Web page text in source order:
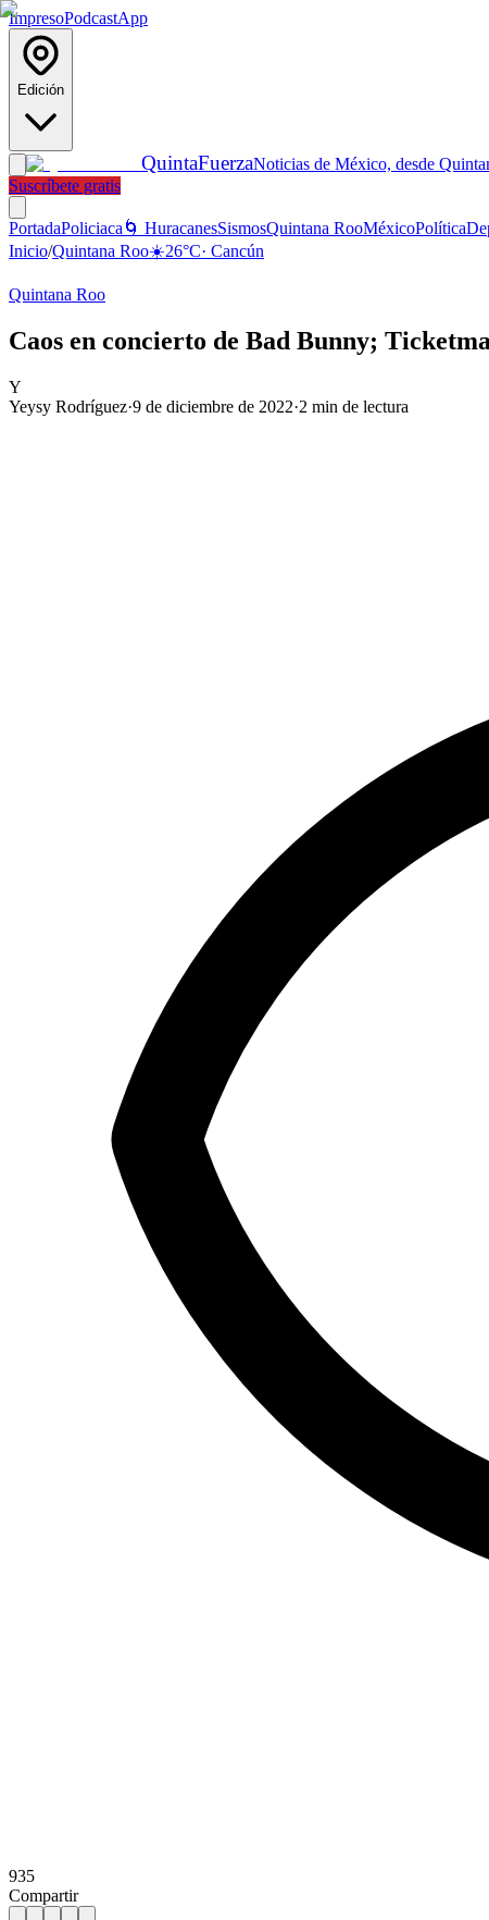
ImpresoPodcastApp
Edición
QuintaFuerzaNoticias de México, desde
Suscríbete gratis
PortadaPoliciaca 🌀 HuracanesSismosQuintana RooMéxicoPolítica
Inicio/Quintana Roo☀️26°C· Cancún
Quintana Roo
Caos en concierto de Bad Bunny;
Y
Yeysy Rodríguez·9 de diciembre de 2022·2 min de lectura
935
Compartir